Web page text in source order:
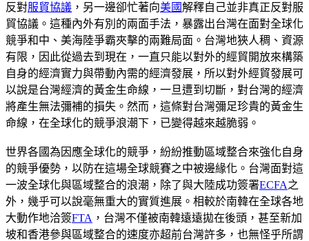
反對服貿協議 ，另一邊卻忙著向美國解釋自己並非真正反對服
貿協議。這種內外有別的兩面手法，暴露出台灣在面對全球化
競爭和中、美海陸爭霸夾擊的兩難局面。台灣地狹人稠、資源
有限，因此從過去到現在，一直只能以對外的經貿開放來構築
自身的經濟實力與帶動內需的經濟發展，所以對外經貿發展可
以說是台灣經濟的黃金生命線，一旦遭到切斷，對台灣的經濟
將產生無法彌補的損失。然而，這條對台灣彌足珍貴的黃金生
命線，在全球化的競爭浪潮下，已變得越來越脆弱。
世界各國為因應全球化的競爭，紛紛推動區域整合來強化自身
的競爭優勢，以防在這場全球競賽之中被邊緣化。台灣面對這
一波全球化與區域整合的浪潮，除了與大陸成功簽署ECFA之
外，幾乎可以說毫無重大的實質進展。相較於南韓在全球各地
大動作地洽簽FTA ，台灣不僅被南韓遠遠拋在後頭，甚至新加
坡和香港參與區域整合的速度亦超前台灣許多，也無怪乎所謂